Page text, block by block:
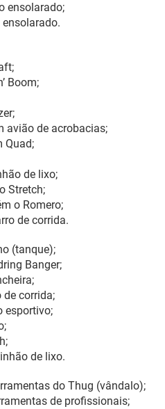
ensolarado;
ensolarado.
Boom;
avião de acrobacias;
Quad;
de lixo;
Stretch;
o Romero;
de corrida.
(tanque);
Banger;
de corrida;
esportivo;
de lixo.
do Thug (vândalo);
de profissionais;